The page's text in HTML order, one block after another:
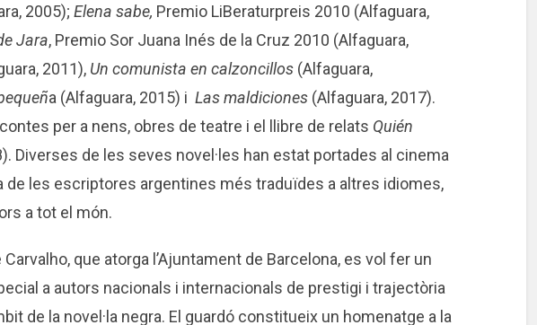
2005); Elena sabe, Premio LiBeraturpreis 2010 (Alfaguara,
Jara, Premio Sor Juana Inés de la Cruz 2010 (Alfaguara,
2011), Un comunista en calzoncillos (Alfaguara,
a (Alfaguara, 2015) i Las maldiciones(Alfaguara, 2017).
per a nens, obres de teatre i el llibre de relats Quién
Diverses de les seves novel·les han estat portades al cinema
de les escriptores argentines més traduïdes a altres idiomes,
a tot el món.
que atorga l’Ajuntament de Barcelona, es vol fer un
a autors nacionals i internacionals de prestigi i trajectòria
de la novel·la negra. El guardó constitueix un homenatge a la